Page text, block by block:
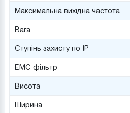
Максимальна вихідна частота
Вага
Ступінь захисту по IP
ЕМС фільтр
Висота
Ширина